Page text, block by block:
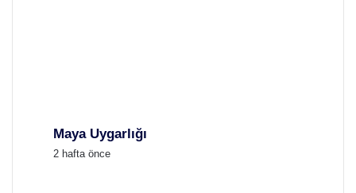
Maya Uygarlığı
2 hafta önce